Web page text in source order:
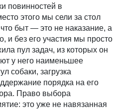
повинностей в
этого мы сели за стол
быт — это не наказание, а
и без его участия мы просто
пул задач, из которых он
у него наименьшее
собаки, загрузка
порядка на его
Право выбора
это уже не навязанная